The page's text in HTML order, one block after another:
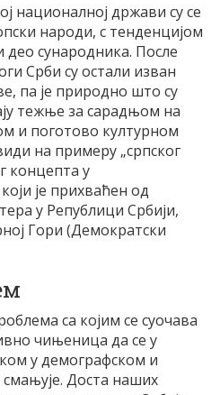
националној држави су се
народи, с тенденцијом
сународника. После
Срби су остали изван
па је природно што су
тежње за сарадњом на
и поготово културном
на примеру „српског
концепта у
је прихваћен од
у Републици Србији,
Гори (Демократски
са којим се суочава
чињеница да се у
у демографском и
Доста наших